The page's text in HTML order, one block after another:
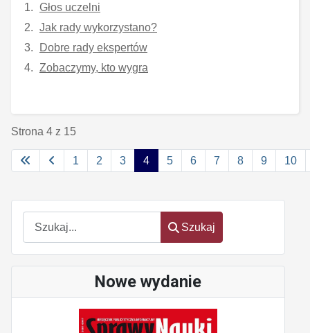
Szukaj
Szukaj
Nowe wydanie
Głos uczelni
Jak rady wykorzystano?
Dobre rady ekspertów
Zobaczymy, kto wygra
Strona 4 z 15
1 2 3 4 5 6 7 8 9 10